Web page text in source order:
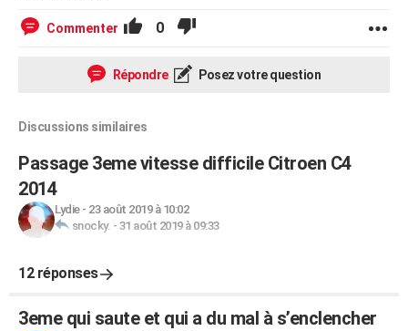
Commenter 0
Répondre Posez votre question
Discussions similaires
Passage 3eme vitesse difficile Citroen C4
2014
Lydie- 23 août 2019 à 10:02
snocky. - 31 août 2019 à 09:33
12 réponses
3eme qui saute et qui a du mal à s’enclencher